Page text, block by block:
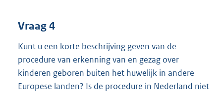
Vraag 4
Kunt u een korte beschrijving geven van de
procedure van erkenning van en gezag over
kinderen geboren buiten het huwelijk in andere
Europese landen? Is de procedure in Nederland niet